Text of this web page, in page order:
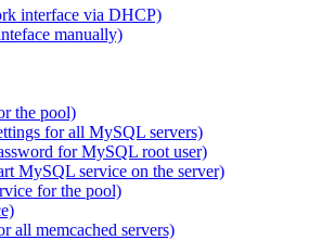
interface via DHCP)
manually)
the pool)
for all MySQL servers)
for MySQL root user)
MySQL service on the server)
for the pool)
all memcached servers)